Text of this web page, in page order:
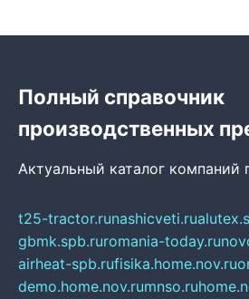
Полный справочник
производственных
Актуальный каталог компаний
t25-tractor.runashicveti.ru
gbmk.spb.ruromania-today.ru
airheat-spb.rufisika.home.nov.ru
demo.home.nov.rumnso.ru